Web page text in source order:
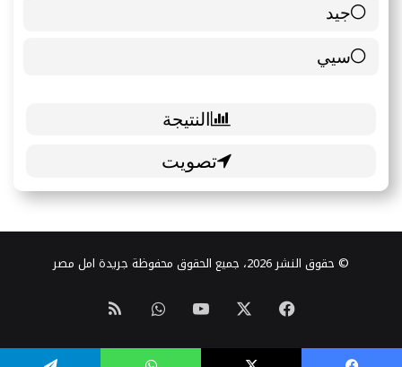
جيد
0 ( 0 % )
سيي
1 ( 14.29 % )
© حقوق النشر 2026، جميع الحقوق محفوظة جريدة امل مصر
فيسبوك ‫YouTubeواتسابملخص
الموقع